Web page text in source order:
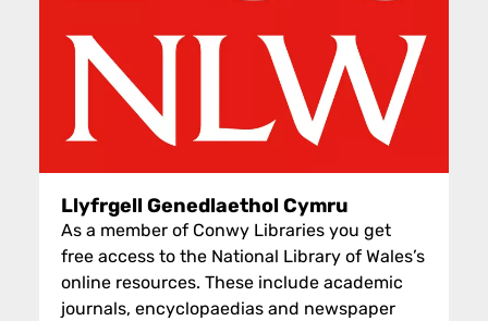
Llyfrgell Genedlaethol Cymru
As a member of Conwy Libraries you get
free access to the National Library of Wales’s
online resources. These include academic
journals, encyclopaedias and newspaper